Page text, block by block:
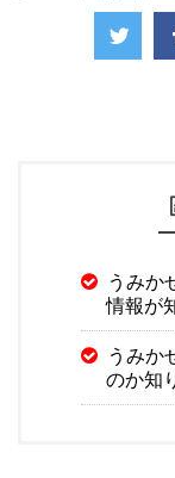
うみか
情報が
うみか
のか知